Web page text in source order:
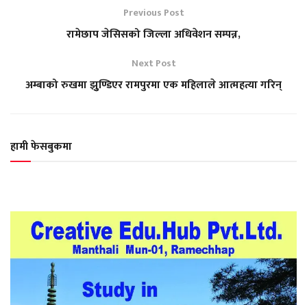
Previous Post
रामेछाप जेसिसको जिल्ला अधिवेशन सम्पन्न,
Next Post
अम्बाको रुखमा झुुण्डिएर रामपुरमा एक महिलाले आत्महत्या गरिन्
हामी फेसबुकमा